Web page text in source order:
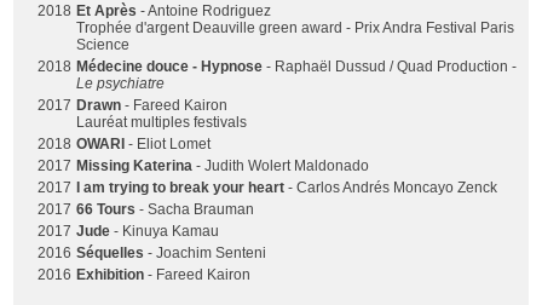
2018 Et Après - Antoine Rodriguez
Trophée d'argent Deauville green award - Prix Andra Festival Paris
Science
2018 Médecine douce - Hypnose - Raphaël Dussud / Quad Production -
Le psychiatre
2017 Drawn - Fareed Kairon
Lauréat multiples festivals
2018 OWARI - Eliot Lomet
2017 Missing Katerina - Judith Wolert Maldonado
2017
I am trying to break your heart - Carlos Andrés Moncayo Zenck
2017 66 Tours - Sacha Brauman
2017 Jude - Kinuya Kamau
2016 Séquelles - Joachim Senteni
2016 Exhibition - Fareed Kairon